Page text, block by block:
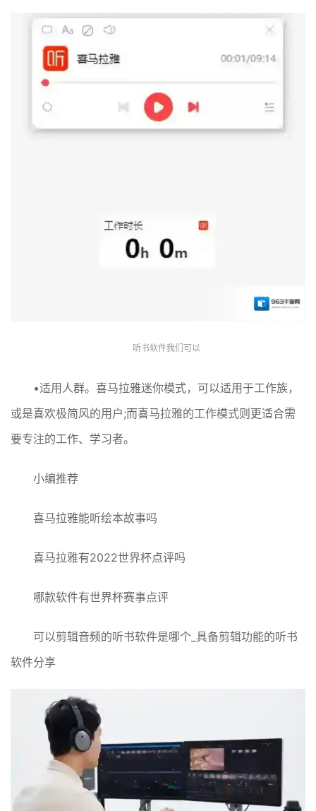
听书软件我们可以
•适用人群。喜马拉雅迷你模式，可以适用于工作族，
或是喜欢极简风的用户;而喜马拉雅的工作模式则更适合需
要专注的工作、学习者。
小编推荐
喜马拉雅能听绘本故事吗
喜马拉雅有2022世界杯点评吗
哪款软件有世界杯赛事点评
可以剪辑音频的听书软件是哪个_具备剪辑功能的听书
软件分享